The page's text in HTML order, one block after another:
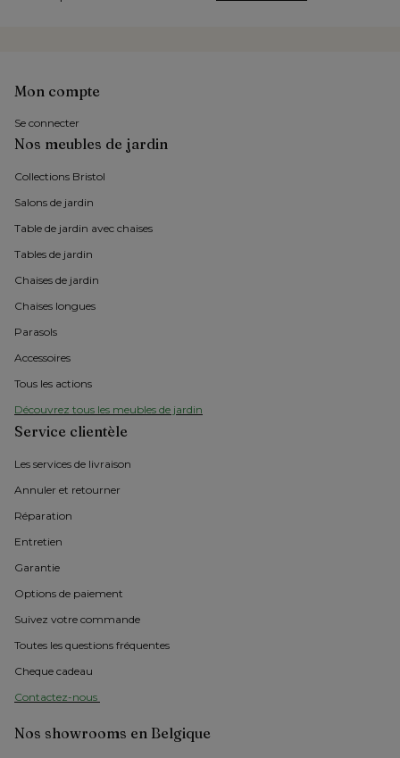
Nos meubles de jardin
Collections Bristol
Salons de jardin
Table de jardin avec chaises
Tables de jardin
Chaises de jardin
Chaises longues
Parasols
Accessoires
Tous les actions
Découvrez tous les meubles de jardin
Service clientèle
Les services de livraison
Annuler et retourner
Réparation
Entretien
Garantie
Options de paiement
Suivez votre commande
Toutes les questions fréquentes
Cheque cadeau
Contactez-nous
Nos showrooms en Belgique
Mon compte
Se connecter